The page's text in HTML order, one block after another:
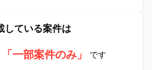
ル、ネットワーク、エンドポイ
環境です。また、新規サービス
の高度化といった戦略的なテー
プロダクトのキャッチアップに
基盤刷新プロジェクトにおい
きます。 【求める人物
決に取り組んでいただける方を
している案件は
「一部案件のみ」 です